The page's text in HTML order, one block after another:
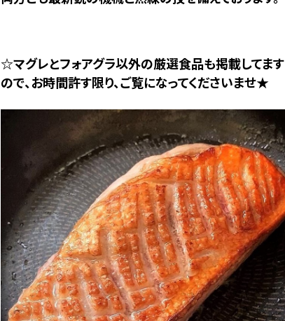
☆マグレとフォアグラ以外の厳選食品も掲載してます
ので、お時間許す限り、ご覧になってくださいませ★